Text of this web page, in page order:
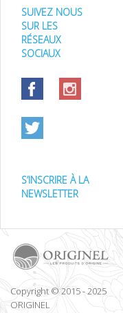
SUIVEZ NOUS
SUR LES
RÉSEAUX
SOCIAUX
S’INSCRIRE À LA
NEWSLETTER
Copyright © 2015 - 2025
ORIGINEL